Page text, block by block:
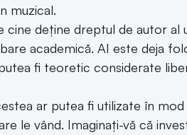
muzical.
cine deține dreptul de autor
academică. AI este deja
fi teoretic considerate
ar putea fi utilizate în
le vând. Imaginați-vă că